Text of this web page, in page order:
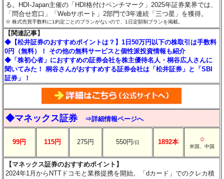
る。HDI-Japan主催の「HDI格付けベンチマーク」2025年証券業界では、
「問合せ窓口」「Webサポート」2部門で3年連続「三つ星」を獲得。
※ 株式売買手数料に1約定ごとのプランがないので、1日定額制プランを掲載。
【関連記事】
◆【松井証券のおすすめポイントは？】1日50万円以下の株取引は手数料
0円（無料）！ その他の無料サービスと個性派投資情報も紹介
◆「株初心者」におすすめの証券会社を株主優待名人・桐谷広人さんに
聞いてみた！ 桐谷さんがおすすめする証券会社は「松井証券」と「SBI
証券」！
◆マネックス証券 ⇒詳細情報ページへ
99円 115円 275円 550円/日 1892本 ○
米国、中国
【マネックス証券のおすすめポイント】
2024年1月からNTTドコモと業務提携を開始。「dカード」でのクレカ積